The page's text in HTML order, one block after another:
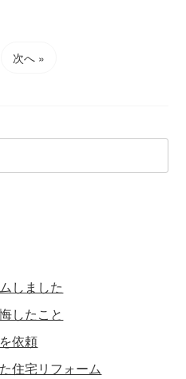
次へ »
しました
したこと
依頼
住宅リフォーム